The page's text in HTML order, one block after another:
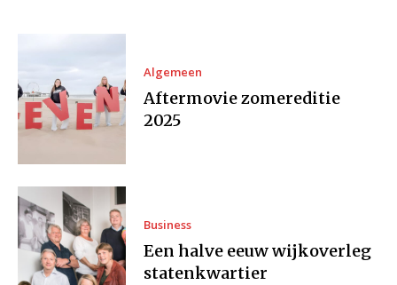
Algemeen
Aftermovie zomereditie
2025
Business
Een halve eeuw wijkoverleg
statenkwartier